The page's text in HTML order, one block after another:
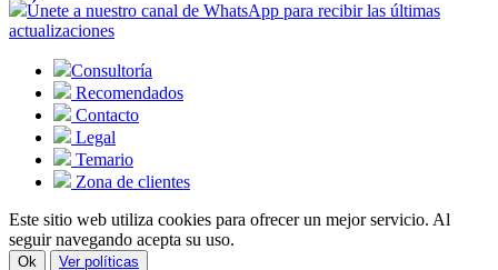
Únete a nuestro canal de WhatsApp para recibir las últimas
actualizaciones
Consultoría
Recomendados
Contacto
Legal
Temario
Zona de clientes
Este sitio web utiliza cookies para ofrecer un mejor servicio. Al
seguir navegando acepta su uso.
Ok Ver políticas